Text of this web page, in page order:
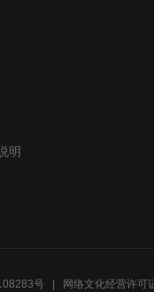
明
号 网络文化经营许可